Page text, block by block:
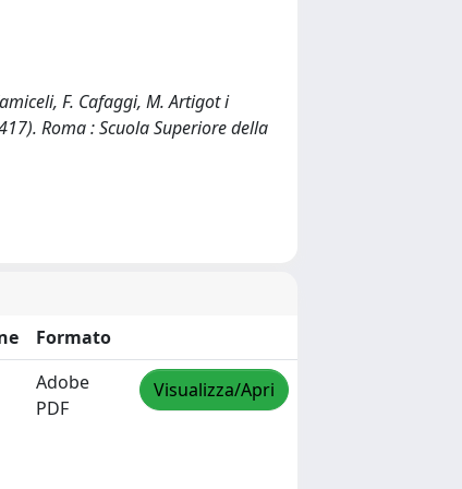
F. Cafaggi, M. Artigot i
Roma : Scuola Superiore della
Formato
Adobe
PDF
Visualizza/Apri